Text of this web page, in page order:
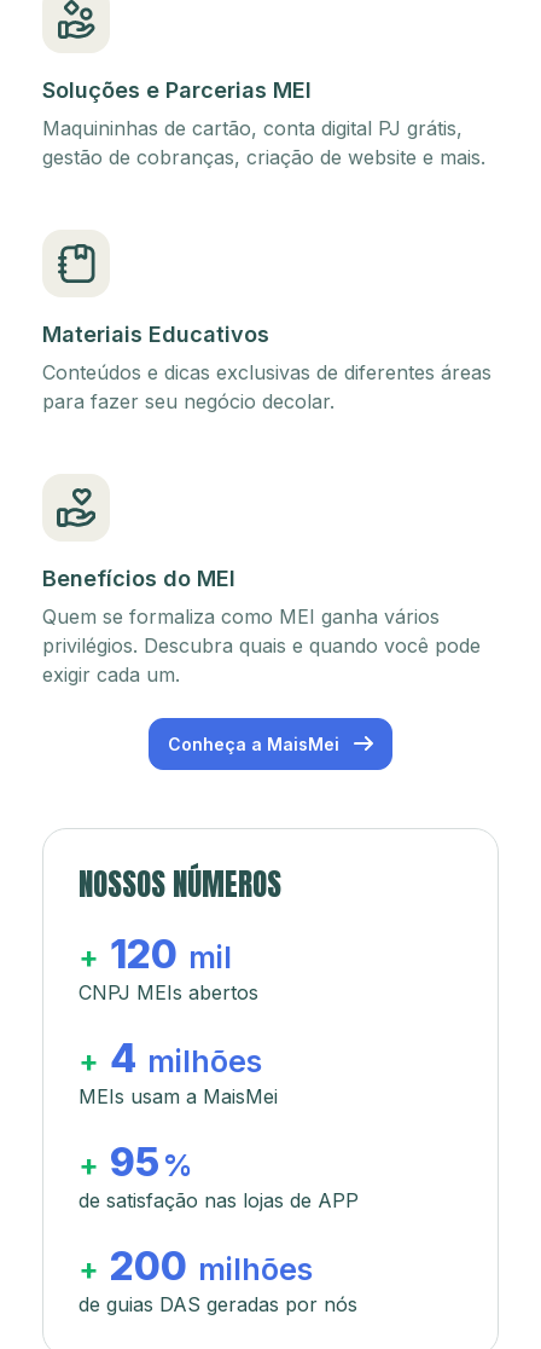
Soluções e Parcerias MEI
Maquininhas de cartão, conta digital PJ grátis,
gestão de cobranças, criação de website e mais.
Materiais Educativos
Conteúdos e dicas exclusivas de diferentes áreas
para fazer seu negócio decolar.
Benefícios do MEI
Quem se formaliza como MEI ganha vários
privilégios. Descubra quais e quando você pode
exigir cada um.
Conheça a MaisMei
NOSSOS NÚMEROS
+ 120 mil
CNPJ MEIs abertos
+ 4 milhões
MEIs usam a MaisMei
+ 95 %
de satisfação nas lojas de APP
+ 200 milhões
de guias DAS geradas por nós